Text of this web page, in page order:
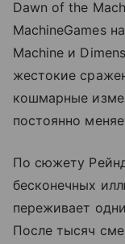
Dawn of the
MachineGames
Machine и
жестокие
кошмарные
постоянно
По сюжету
бесконечных
переживает
После тысяч